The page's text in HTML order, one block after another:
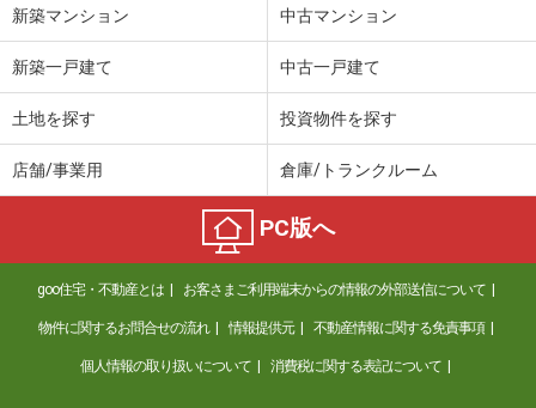
新築マンション 中古マンション
新築一戸建て 中古一戸建て
土地を探す 投資物件を探す
店舗/事業用 倉庫/トランクルーム
PC版へ
goo住宅・不動産とは お客さまご利用端末からの情報の外部送信について
物件に関するお問合せの流れ 情報提供元 不動産情報に関する免責事項
個人情報の取り扱いについて 消費税に関する表記について